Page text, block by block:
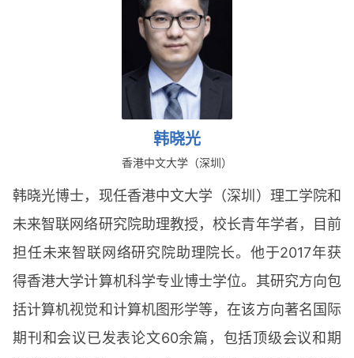
韩晓光
香港中文大学（深圳）
韩晓光博士，现任香港中文大学（深圳）理工学院和
未来智联网络研究院助理教授，校长青年学者，目前
担任未来智联网络研究院助理院长。他于2017年获
得香港大学计算机科学专业博士学位。其研究方向包
括计算机视觉和计算机图形学等，在该方向著名国际
期刊和会议已发表论文60余篇，包括顶级会议和期